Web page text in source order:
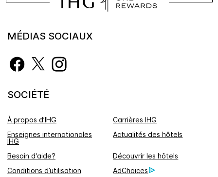
MÉDIAS SOCIAUX
SOCIÉTÉ
À propos d’IHG
Carrières IHG
Enseignes internationales
IHG
Actualités des hôtels
Besoin d'aide?
Découvrir les hôtels
Conditions d’utilisation
AdChoices